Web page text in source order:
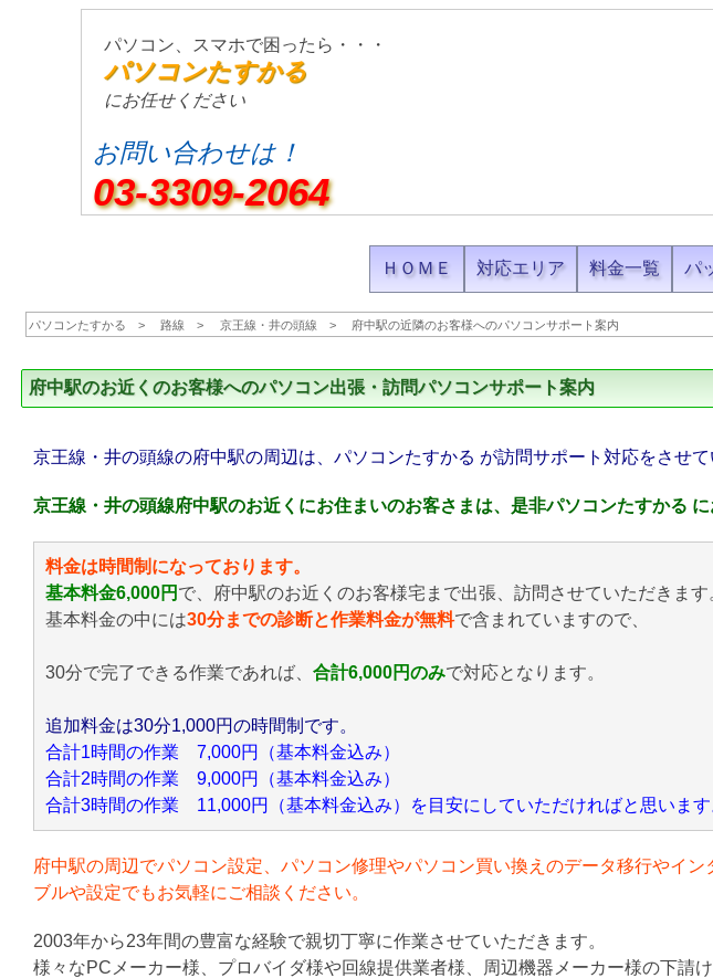
パソコン、スマホで困ったら・・・
パソコンたすかる
にお任せください
お問い合わせは！
03-3309-2064
ＨＯＭＥ 対応エリア 料金一覧 パ
パソコンたすかる 路線 京王線・井の頭線 府中駅の近隣のお客様へのパソコンサポート案内
府中駅のお近くのお客様へのパソコン出張・訪問パソコンサポート案内
京王線・井の頭線の府中駅の周辺は、パソコンたすかる が訪問サポート対応をさせて
京王線・井の頭線府中駅のお近くにお住まいのお客さまは、是非パソコンたすかる に
料金は時間制になっております。
基本料金6,000円 で、府中駅のお近くのお客様宅まで出張、訪問させていただきます
基本料金の中には30分までの診断と作業料金が無料で含まれていますので、
30分で完了できる作業であれば、 合計6,000円のみで対応となります。
追加料金は30分1,000円の時間制です。
合計1時間の作業 7,000円（基本料金込み）
合計2時間の作業 9,000円（基本料金込み）
合計3時間の作業 11,000円（基本料金込み）を目安にしていただければと思います
府中駅の周辺でパソコン設定、パソコン修理やパソコン買い換えのデータ移行やイ
ブルや設定でもお気軽にご相談ください。
2003年から23年間の豊富な経験で親切丁寧に作業させていただきます。
様々なPCメーカー様、プロバイダ様や回線提供業者様、周辺機器メーカー様の下請